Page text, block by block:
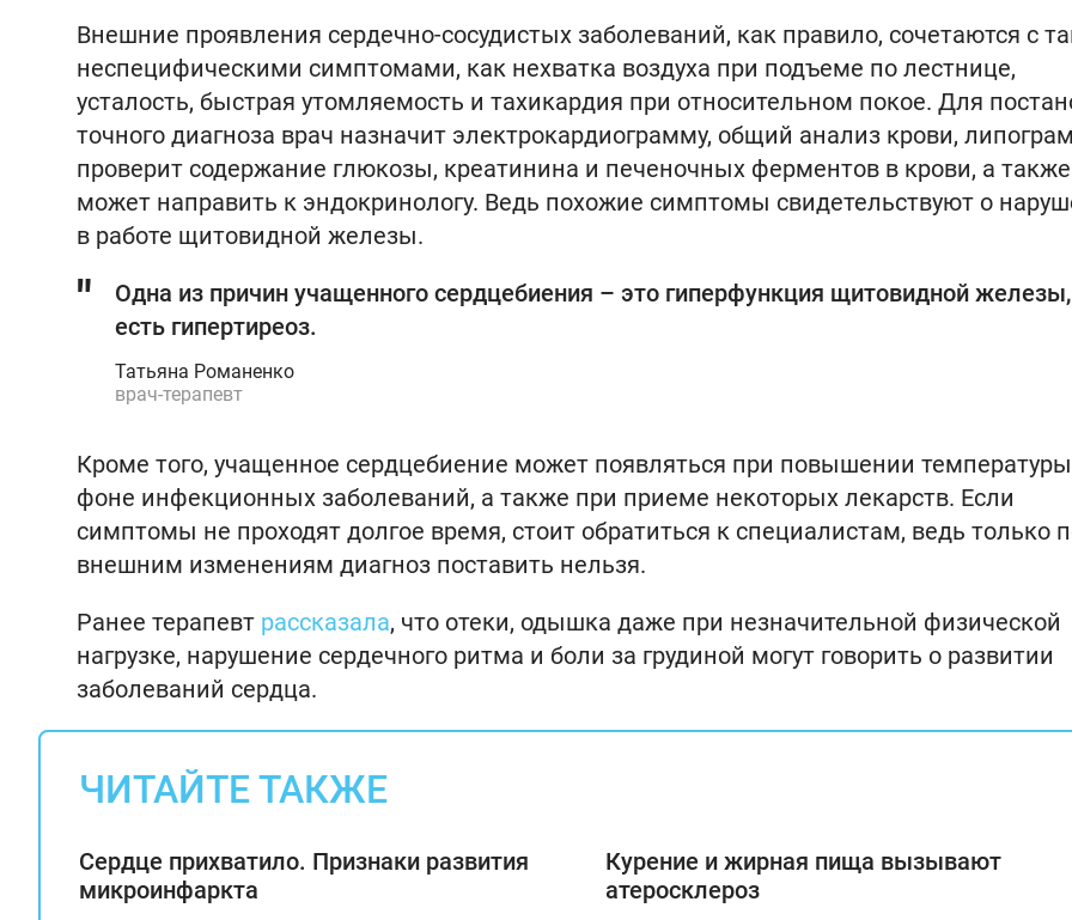
Внешние проявления сердечно-сосудистых заболеваний, как правило, сочетаются с
неспецифическими симптомами, как нехватка воздуха при подъеме по лестнице,
усталость, быстрая утомляемость и тахикардия при относительном покое. Для
точного диагноза врач назначит электрокардиограмму, общий анализ крови,
проверит содержание глюкозы, креатинина и печеночных ферментов в крови, а также
может направить к эндокринологу. Ведь похожие симптомы свидетельствуют о
в работе щитовидной железы.
Одна из причин учащенного сердцебиения – это гиперфункция щитовидной
есть гипертиреоз.
Татьяна Романенко
врач-терапевт
Кроме того, учащенное сердцебиение может появляться при повышении
фоне инфекционных заболеваний, а также при приеме некоторых лекарств. Если
симптомы не проходят долгое время, стоит обратиться к специалистам, ведь только
внешним изменениям диагноз поставить нельзя.
Ранее терапевт рассказала, что отеки, одышка даже при незначительной физической
нагрузке, нарушение сердечного ритма и боли за грудиной могут говорить о развитии
заболеваний сердца.
ЧИТАЙТЕ ТАКЖЕ
Сердце прихватило. Признаки развития
микроинфаркта
Курение и жирная пища вызывают
атеросклероз